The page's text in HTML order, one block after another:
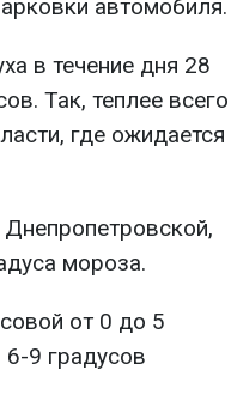
автомобиля.
в течение дня 28
Так, теплее всего
где ожидается
мороза.
от 0 до 5
9 градусов